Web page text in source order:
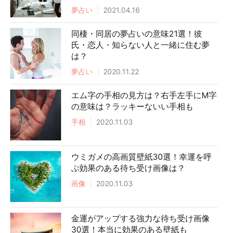
夢占い 2021.04.16
同棲・同居の夢占いの意味21選！彼
氏・恋人・知らない人と一緒に住む夢
は？
夢占い 2020.11.22
エム字の手相の見方は？右手左手にM字
の意味は？ラッキーないい手相も
手相 2020.11.03
ウミガメの高画質壁紙30選！幸運を呼
ぶ効果のある待ち受け画像は？
画像 2020.11.03
金運がアップする強力な待ち受け画像
30選！本当に効果のある壁紙も